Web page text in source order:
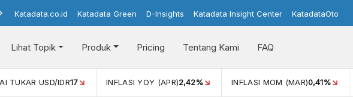
Katadata.co.id Katadata Green D-Insights Katadata Insight Center KatadataOto
Lihat Topik Produk Pricing Tentang Kami FAQ
INFLASI YOY (APR)2,42% INFLASI MOM (MAR)0,41% PERTUMBUHAN EKONOMI